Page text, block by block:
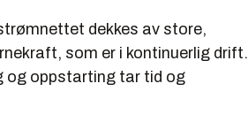
dekkes av store,
som er i kontinuerlig drift.
og oppstarting tar tid og